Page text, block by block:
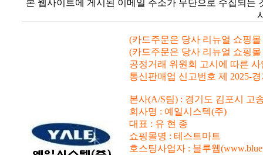
본 웹사이트에 게시된 이메일 주소가 무단으로 수집되
(카드주문은 당사 리뉴얼 쇼핑몰
(카드주문은 당사 리뉴얼 쇼핑몰
공정거래 위원회 고시에 따른 사
통신판매업 신고번호 제 2025-
본사(A/S팀) : 경기도 김포시 고
회사명 : 예일시스텍(주)
대표 : 유 현 종
쇼핑몰명 : 테스트마트
호스팅사업자 : 블루웹